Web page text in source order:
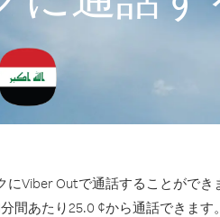
Viber Outで通話することができ
間あたり25.0 ¢から通話できます。